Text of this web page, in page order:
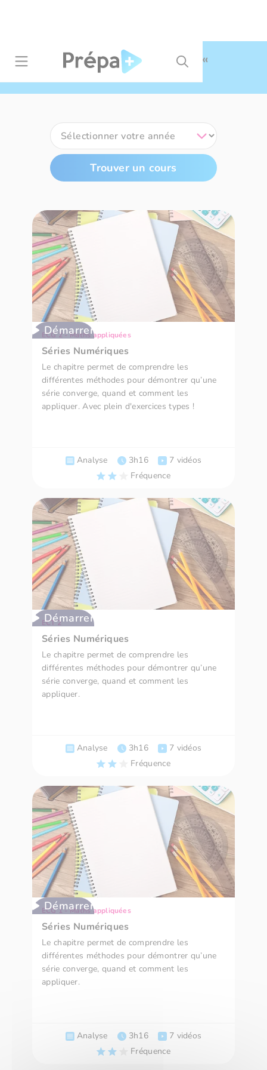
Résultats de recherche pour «
terme général »
Trouver un cours
Démarrer
ECG 2 - Maths appliquées
Séries Numériques
Le chapitre permet de comprendre les
différentes méthodes pour démontrer qu’une
série converge, quand et comment les
appliquer. Avec plein d'exercices types !
Analyse 3h16
7 vidéos
Fréquence
Démarrer
ECT 2
Séries Numériques
Le chapitre permet de comprendre les
différentes méthodes pour démontrer qu’une
série converge, quand et comment les
appliquer.
Analyse 3h16
7 vidéos
Fréquence
Démarrer
ECG 1 - Maths appliquées
Séries Numériques
Le chapitre permet de comprendre les
différentes méthodes pour démontrer qu’une
série converge, quand et comment les
appliquer.
Analyse 3h16
7 vidéos
Fréquence